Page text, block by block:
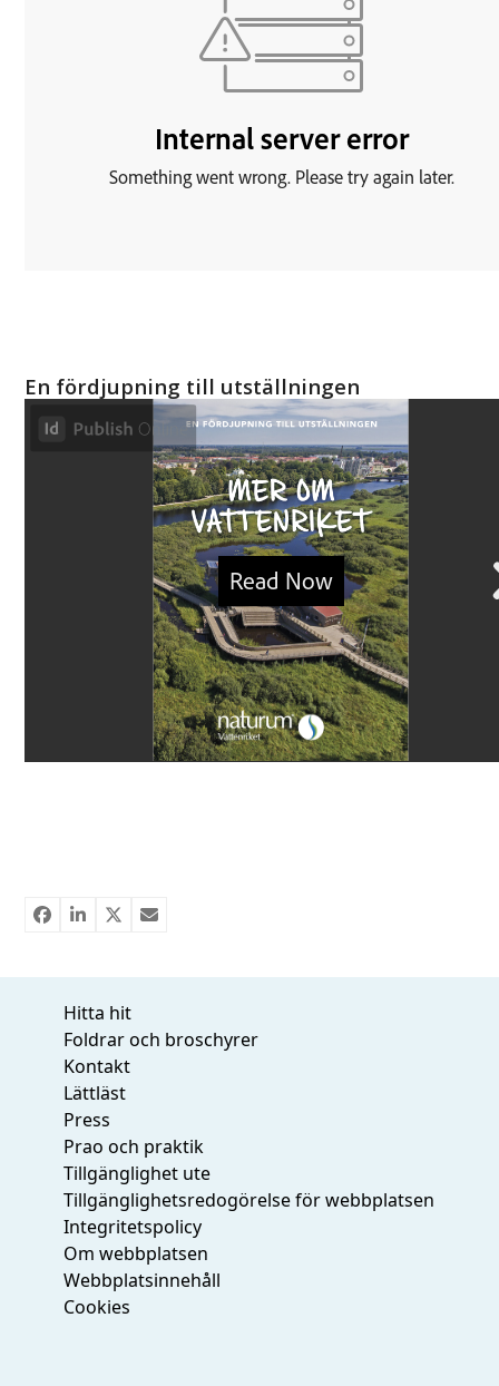
En fördjupning till utställningen
Hitta hit
Foldrar och broschyrer
Kontakt
Lättläst
Press
Prao och praktik
Tillgänglighet ute
Tillgänglighetsredogörelse för webbplatsen
Integritetspolicy
Om webbplatsen
Webbplatsinnehåll
Cookies